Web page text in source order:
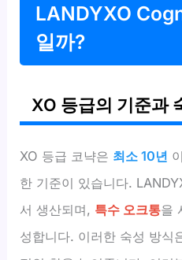
LANDYXO
일까?
XO 등급의 기준과
XO 등급 코냑은 최소 10년
한 기준이 있습니다.
서 생산되며, 특수 오크통을
성합니다. 이러한 숙성 방식